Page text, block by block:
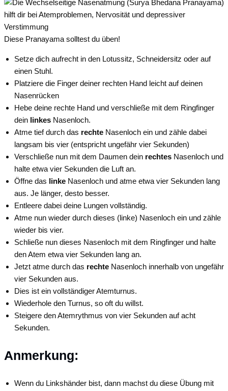
Diese Pranayama solltest du üben!
Setze dich aufrecht in den Lotussitz, Schneidersitz oder auf
einen Stuhl.
Platziere die Finger deiner rechten Hand leicht auf deinen
Nasenrücken
Hebe deine rechte Hand und verschließe mit dem Ringfinger
dein linkes Nasenloch.
Atme tief durch das rechte Nasenloch ein und zähle dabei
langsam bis vier (entspricht ungefähr vier Sekunden)
Verschließe nun mit dem Daumen dein rechtes Nasenloch und
halte etwa vier Sekunden die Luft an.
Öffne das linke Nasenloch und atme etwa vier Sekunden lang
aus. Je länger, desto besser.
Entleere dabei deine Lungen vollständig.
Atme nun wieder durch dieses (linke) Nasenloch ein und zähle
wieder bis vier.
Schließe nun dieses Nasenloch mit dem Ringfinger und halte
den Atem etwa vier Sekunden lang an.
Jetzt atme durch das rechte Nasenloch innerhalb von ungefähr
vier Sekunden aus.
Dies ist ein vollständiger Atemturnus.
Wiederhole den Turnus, so oft du willst.
Steigere den Atemrythmus von vier Sekunden auf acht
Sekunden.
Anmerkung:
Wenn du Linkshänder bist, dann machst du diese Übung mit